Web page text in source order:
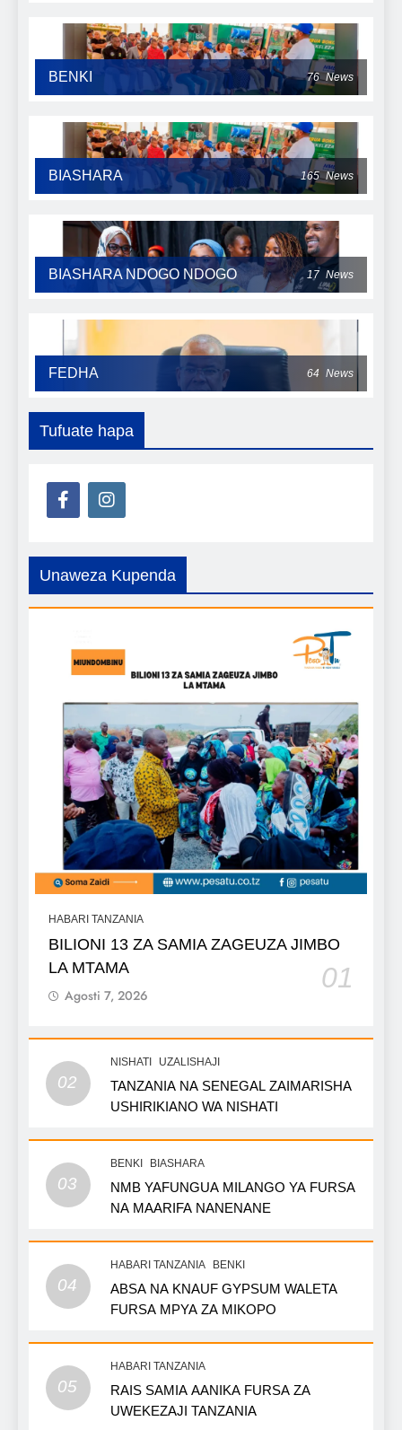
BENKI 76 News
BIASHARA 165 News
BIASHARA NDOGO NDOGO 17 News
FEDHA 64 News
Tufuate hapa
Unaweza Kupenda
HABARI TANZANIA
BILIONI 13 ZA SAMIA ZAGEUZA JIMBO
LA MTAMA
01
Agosti 7, 2026
02
NISHATI UZALISHAJI
TANZANIA NA SENEGAL ZAIMARISHA
USHIRIKIANO WA NISHATI
03
BENKI BIASHARA
NMB YAFUNGUA MILANGO YA FURSA
NA MAARIFA NANENANE
04
HABARI TANZANIA BENKI
ABSA NA KNAUF GYPSUM WALETA
FURSA MPYA ZA MIKOPO
05
HABARI TANZANIA
RAIS SAMIA AANIKA FURSA ZA
UWEKEZAJI TANZANIA